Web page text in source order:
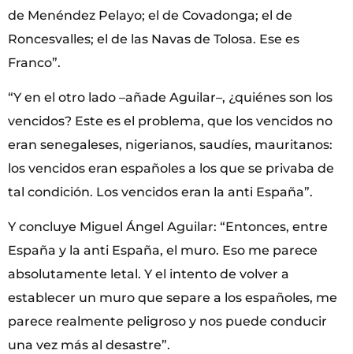
de Menéndez Pelayo; el de Covadonga; el de
Roncesvalles; el de las Navas de Tolosa. Ese es
Franco”.
“Y en el otro lado –añade Aguilar–, ¿quiénes son los
vencidos? Este es el problema, que los vencidos no
eran senegaleses, nigerianos, saudíes, mauritanos:
los vencidos eran españoles a los que se privaba de
tal condición. Los vencidos eran la anti España”.
Y concluye Miguel Ángel Aguilar: “Entonces, entre
España y la anti España, el muro. Eso me parece
absolutamente letal. Y el intento de volver a
establecer un muro que separe a los españoles, me
parece realmente peligroso y nos puede conducir
una vez más al desastre”.